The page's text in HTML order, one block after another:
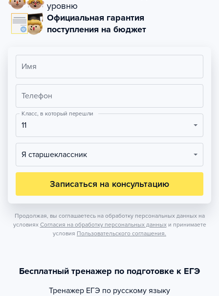
уровню
Официальная гарантия
поступления на бюджет
Имя
Телефон
Класс, в который перешли
11
Я старшеклассник
Записаться на консультацию
Продолжая, вы соглашаетесь на обработку персональных данных на
условиях Согласия на обработку персональных данных и принимаете
условия Пользовательского соглашения.
Бесплатный тренажер по подготовке к ЕГЭ
Тренажер ЕГЭ по русскому языку